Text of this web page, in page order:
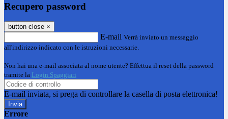
Recupero password
button close ×
E-mail Verrà inviato un messaggio
all'indirizzo indicato con le istruzioni necessarie.
Non hai una e-mail associata al nome utente? Effettua il reset della password
tramite la Login Spaggiari
E-mail inviata, si prega di controllare la casella di posta elettronica!
Errore